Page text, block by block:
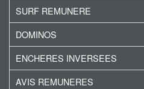
SURF REMUNERE
DOMINOS
ENCHERES INVERSEES
AVIS REMUNERES